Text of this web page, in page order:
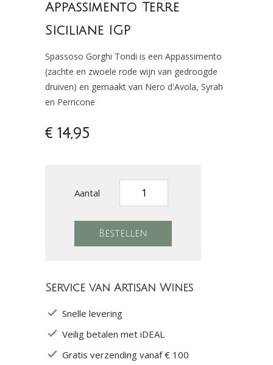
Appassimento Terre
Siciliane IGP
Spassoso Gorghi Tondi is een Appassimento
(zachte en zwoele rode wijn van gedroogde
druiven) en gemaakt van Nero d'Avola, Syrah
en Perricone
€ 14,95
Aantal
Service van Artisan Wines
Snelle levering
Veilig betalen met iDEAL
Gratis verzending vanaf € 100